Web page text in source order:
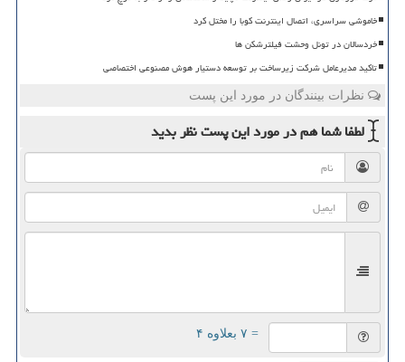
خاموشی سراسری، اتصال اینترنت کوبا را مختل کرد
خردسالان در تونل وحشت فیلترشکن ها
تاکید مدیرعامل شرکت زیرساخت بر توسعه دستیار هوش مصنوعی اختصاصی
نظرات بینندگان در مورد این پست
لطفا شما همدر مورد این پستنظر بدید
= ۷ بعلاوه ۴